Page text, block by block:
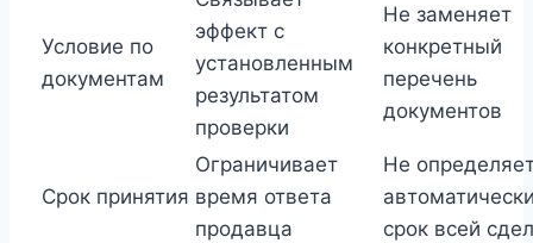
Условие по
документам
эффект с
установленным
результатом
проверки
Не заменяет
конкретный
перечень
документов
Срок принятия
Ограничивает
время ответа
продавца
Не
срок всей